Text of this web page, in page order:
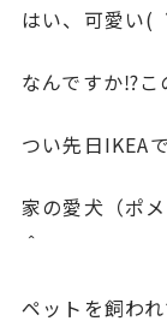
はい、可愛い
なんですか⁉︎こ
つい先日IKEA
家の愛犬（ポ
＾
ペットを飼わ